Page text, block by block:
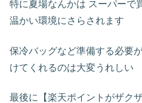
特に夏場なんかは スーパーで
温かい環境にさらされます
保冷バッグなど準備する必要
けてくれるのは大変うれしい
最後に【楽天ポイントがザク